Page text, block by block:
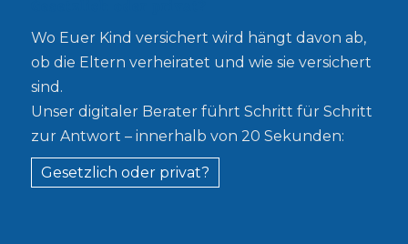
Wo Euer Kind versichert wird hängt davon ab,
ob die Eltern verheiratet und wie sie versichert
sind.
Unser digitaler Berater führt Schritt für Schritt
zur Antwort – innerhalb von 20 Sekunden:
Gesetzlich oder privat?